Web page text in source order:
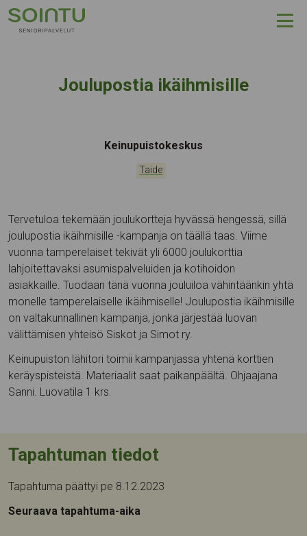
Hyppää sisältöön
Joulupostia ikäihmisille
Tapahtumapaikka:
Keinupuistokeskus
Kategoriat:
Taide
Tervetuloa tekemään joulukortteja hyvässä hengessä, sillä
joulupostia ikäihmisille -kampanja on täällä taas. Viime
vuonna tamperelaiset tekivät yli 6000 joulukorttia
lahjoitettavaksi asumispalveluiden ja kotihoidon
asiakkaille. Tuodaan tänä vuonna jouluiloa vähintäänkin yhtä
monelle tamperelaiselle ikäihmiselle! Joulupostia ikäihmisille
on valtakunnallinen kampanja, jonka järjestää luovan
välittämisen yhteisö Siskot ja Simot ry.
Keinupuiston lähitori toimii kampanjassa yhtenä korttien
keräyspisteistä. Materiaalit saat paikanpäältä. Ohjaajana
Sanni. Luovatila 1 krs.
Tapahtuman tiedot
Tapahtuma päättyi pe 8.12.2023
Seuraava tapahtuma-aika